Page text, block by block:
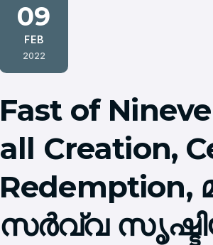
09
FEB
2022
Fast of
all Creation,
സര്‍വ്വ